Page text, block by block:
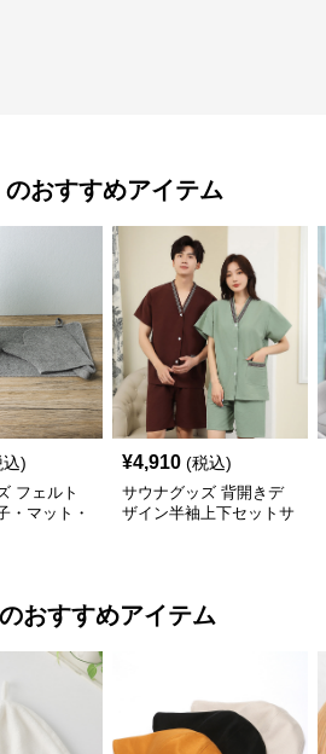
のおすすめアイテム
)
フェルト
・マット・
¥4,910 (税込)
サウナグッズ 背開きデ
ザイン半袖上下セットサ
のおすすめアイテム